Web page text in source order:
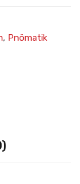
, Pnömatik